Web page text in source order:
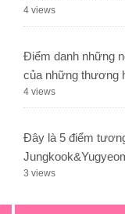
4 views
Điểm danh những
của những thương
4 views
Đây là 5 điểm
3 views